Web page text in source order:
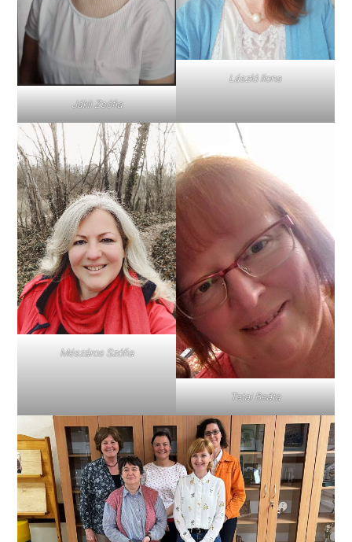
Jákli Zsófia
László Ilona
Mészáros Szófia
Tatai Beáta